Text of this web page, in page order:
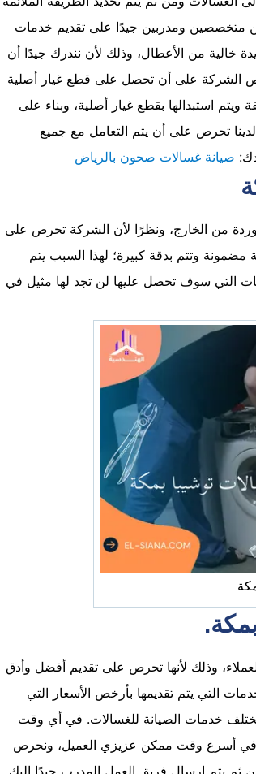
متخصصين ومدربين جيدًا على تقديم خدمات
خالية من الأعطال، وذلك لأن نندرك جيدًا أن
الشركة على أن تحصل على قطع غيار أصلية
استبدالها بقطع غيار أصلية، وبناء على
تحرص على أن يتم التعامل مع جميع
صيانة غسالات صحون بالرياض
من الخارج، ونظرًا لأن الشركة تحرص على
وتتم بدقة كبيرة؛ لهذا السبب يتم
التي سوف تحصل عليها لن تجد لها مثيل في
وذلك لأنها تحرص على تقديم أفضل وأدق
التي يتم تقديمها بأرخص الأسعار التي
خدمات الصيانة للغسالات. في أي وقت
في أسرع وقت ممكن عزيزي العميل، ونحرص